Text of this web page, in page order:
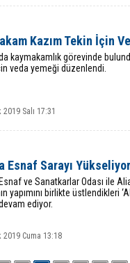
Kazım Tekin İçin
kaymakamlık görevinde
veda yemeği düzenlendi.
2019 Salı 17:31
Esnaf Sarayı Yükseliyor
ve Sanatkarlar Odası ile
yapımını birlikte üstlendikleri
ediyor.
2019 Cuma 13:18